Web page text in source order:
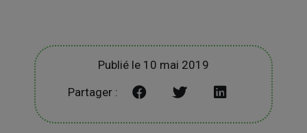
Publié le 10 mai 2019
Partager :